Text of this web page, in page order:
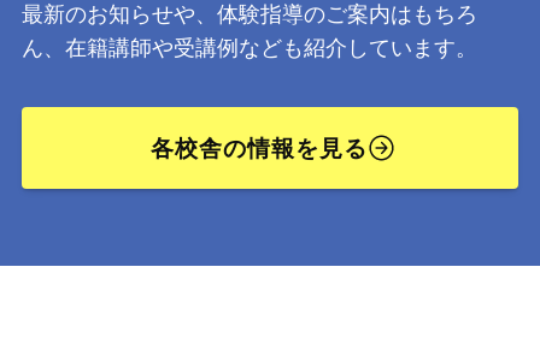
最新のお知らせや、体験指導のご案内はもちろ
ん、在籍講師や受講例なども紹介しています。
各校舎の情報を見る